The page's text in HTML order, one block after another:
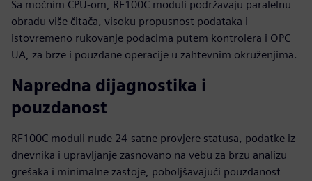
Sa moćnim CPU-om, RF100C moduli podržavaju paralelnu
obradu više čitača, visoku propusnost podataka i
istovremeno rukovanje podacima putem kontrolera i OPC
UA, za brze i pouzdane operacije u zahtevnim okruženjima.
Napredna dijagnostika i
pouzdanost
RF100C moduli nude 24-satne provjere statusa, podatke iz
dnevnika i upravljanje zasnovano na vebu za brzu analizu
grešaka i minimalne zastoje, poboljšavajući pouzdanost